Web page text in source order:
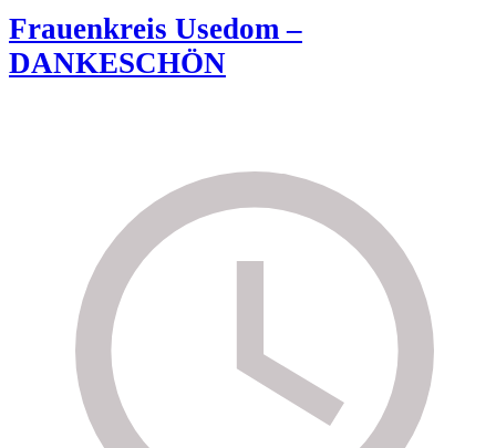
Frauenkreis Usedom –
DANKESCHÖN